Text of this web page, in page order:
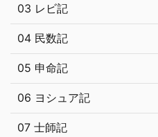
03 レビ記
04 民数記
05 申命記
06 ヨシュア記
07 士師記